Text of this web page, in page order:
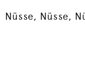
Nüsse, Nüsse,